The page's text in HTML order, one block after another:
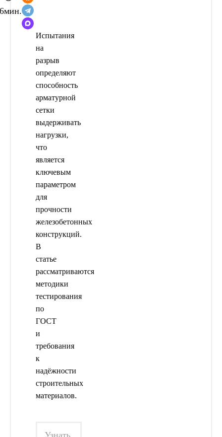
мин.
Испытания
на
разрыв
определяют
способность
арматурной
сетки
выдерживать
нагрузки,
что
является
ключевым
параметром
для
прочности
железобетонных
конструкций.
В
статье
рассматриваются
методики
тестирования
по
ГОСТ
и
требования
к
надёжности
строительных
материалов.
Узнать